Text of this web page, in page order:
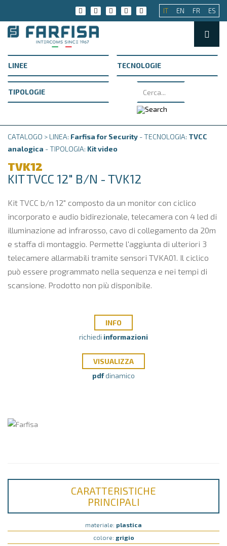
IT EN FR ES
CATALOGO > LINEA: Farfisa for Security - TECNOLOGIA: TVCC
analogica - TIPOLOGIA: Kit video
TVK12
KIT TVCC 12" B/N - TVK12
Kit TVCC b/n 12" composto da un monitor con ciclico
incorporato e audio bidirezionale, telecamera con 4 led di
illuminazione ad infrarosso, cavo di collegamento da 20m
e staffa di montaggio. Permette l'aggiunta di ulteriori 3
telecamere allarmabili tramite sensori TVKA01. Il ciclico
può essere programmato nella sequenza e nei tempi di
scansione. Prodotto non più disponibile.
INFO
richiedi informazioni
VISUALIZZA
pdfdinamico
CARATTERISTICHE
PRINCIPALI
materiale: plastica
colore: grigio